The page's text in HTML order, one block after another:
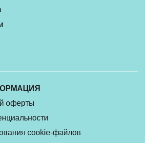
оферты
cookie-файлов